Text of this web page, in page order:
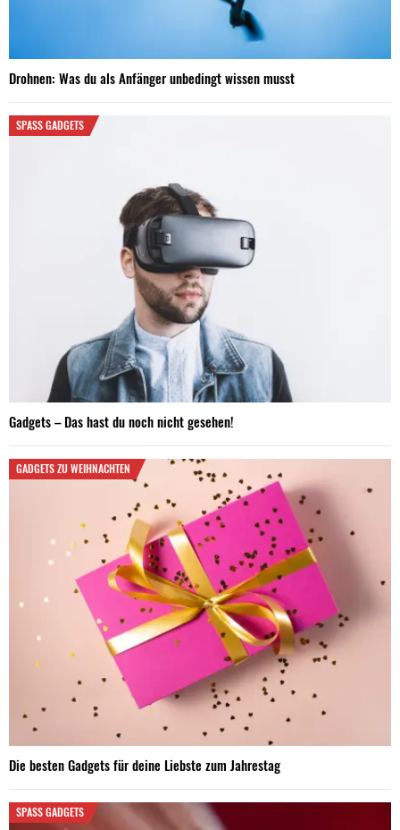
Drohnen: Was du als Anfänger unbedingt wissen musst
SPASS GADGETS
Gadgets – Das hast du noch nicht gesehen!
GADGETS ZU WEIHNACHTEN
Die besten Gadgets für deine Liebste zum Jahrestag
SPASS GADGETS